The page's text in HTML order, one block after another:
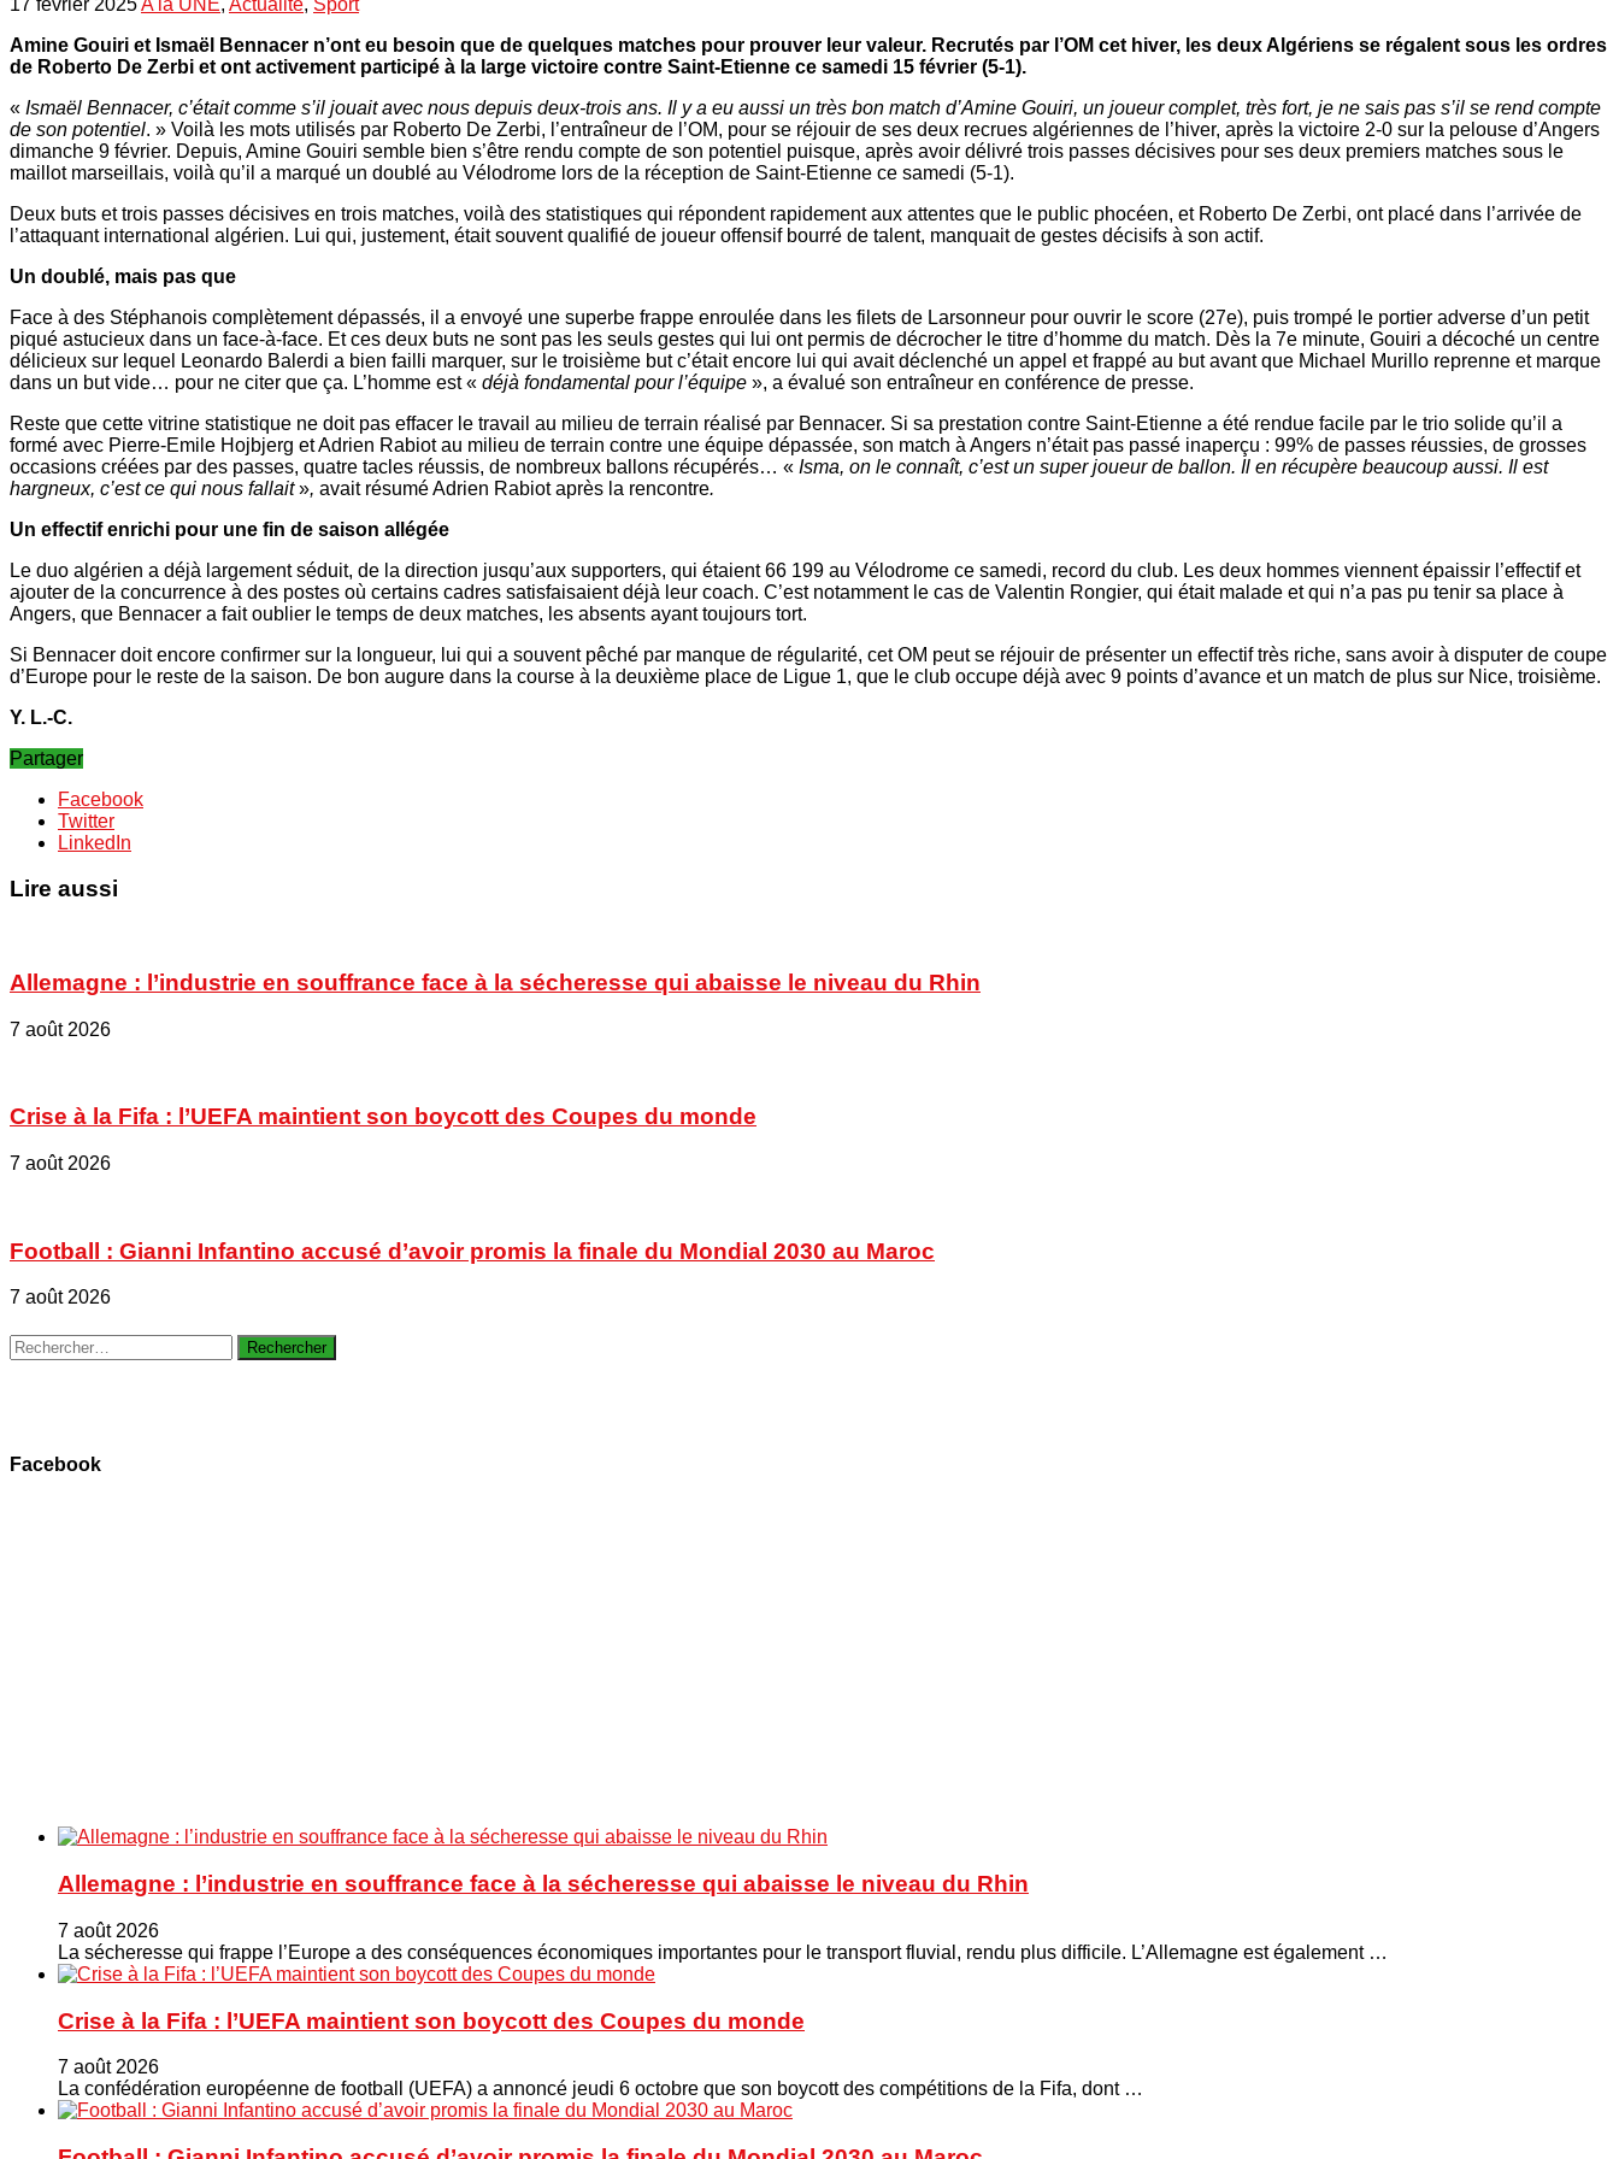
Amine Gouiri et Ismaël Bennacer n’ont eu besoin que de quelques matches pour prouver leur valeur. Recrutés par l’OM cet hiver, les deux Algériens se régalent sous les ordres
de Roberto De Zerbi et ont activement participé à la large victoire contre Saint-Etienne ce samedi 15 février (5-1).
« Ismaël Bennacer, c’était comme s’il jouait avec nous depuis deux-trois ans. Il y a eu aussi un très bon match d’Amine Gouiri, un joueur complet, très fort, je ne sais pas s’il se rend compte
de son potentiel. » Voilà les mots utilisés par Roberto De Zerbi, l’entraîneur de l’OM, pour se réjouir de ses deux recrues algériennes de l’hiver, après la victoire 2-0 sur la pelouse d’Angers
dimanche 9 février. Depuis, Amine Gouiri semble bien s’être rendu compte de son potentiel puisque, après avoir délivré trois passes décisives pour ses deux premiers matches sous le
maillot marseillais, voilà qu’il a marqué un doublé au Vélodrome lors de la réception de Saint-Etienne ce samedi (5-1).
Deux buts et trois passes décisives en trois matches, voilà des statistiques qui répondent rapidement aux attentes que le public phocéen, et Roberto De Zerbi, ont placé dans l’arrivée de
l’attaquant international algérien. Lui qui, justement, était souvent qualifié de joueur offensif bourré de talent, manquait de gestes décisifs à son actif.
Un doublé, mais pas que
Face à des Stéphanois complètement dépassés, il a envoyé une superbe frappe enroulée dans les filets de Larsonneur pour ouvrir le score (27e), puis trompé le portier adverse d’un petit
piqué astucieux dans un face-à-face. Et ces deux buts ne sont pas les seuls gestes qui lui ont permis de décrocher le titre d’homme du match. Dès la 7e minute, Gouiri a décoché un centre
délicieux sur lequel Leonardo Balerdi a bien failli marquer, sur le troisième but c’était encore lui qui avait déclenché un appel et frappé au but avant que Michael Murillo reprenne et marque
dans un but vide… pour ne citer que ça. L’homme est « déjà fondamental pour l’équipe », a évalué son entraîneur en conférence de presse.
Reste que cette vitrine statistique ne doit pas effacer le travail au milieu de terrain réalisé par Bennacer. Si sa prestation contre Saint-Etienne a été rendue facile par le trio solide qu’il a
formé avec Pierre-Emile Hojbjerg et Adrien Rabiot au milieu de terrain contre une équipe dépassée, son match à Angers n’était pas passé inaperçu : 99% de passes réussies, de grosses
occasions créées par des passes, quatre tacles réussis, de nombreux ballons récupérés… « Isma, on le connaît, c’est un super joueur de ballon. Il en récupère beaucoup aussi. Il est
hargneux, c’est ce qui nous fallait», avait résumé Adrien Rabiot après la rencontre.
Un effectif enrichi pour une fin de saison allégée
Le duo algérien a déjà largement séduit, de la direction jusqu’aux supporters, qui étaient 66 199 au Vélodrome ce samedi, record du club. Les deux hommes viennent épaissir l’effectif et
ajouter de la concurrence à des postes où certains cadres satisfaisaient déjà leur coach. C’est notamment le cas de Valentin Rongier, qui était malade et qui n’a pas pu tenir sa place à
Angers, que Bennacer a fait oublier le temps de deux matches, les absents ayant toujours tort.
Si Bennacer doit encore confirmer sur la longueur, lui qui a souvent pêché par manque de régularité, cet OM peut se réjouir de présenter un effectif très riche, sans avoir à disputer de coupe
d’Europe pour le reste de la saison. De bon augure dans la course à la deuxième place de Ligue 1, que le club occupe déjà avec 9 points d’avance et un match de plus sur Nice, troisième.
Y. L.-C.
Partager
Facebook
Twitter
LinkedIn
Lire aussi
Allemagne : l’industrie en souffrance face à la sécheresse qui abaisse le niveau du Rhin
7 août 2026
Crise à la Fifa : l’UEFA maintient son boycott des Coupes du monde
7 août 2026
Football : Gianni Infantino accusé d’avoir promis la finale du Mondial 2030 au Maroc
7 août 2026
Rechercher :
Facebook
Allemagne : l’industrie en souffrance face à la sécheresse qui abaisse le niveau du Rhin
7 août 2026
La sécheresse qui frappe l’Europe a des conséquences économiques importantes pour le transport fluvial, rendu plus difficile. L’Allemagne est également …
Crise à la Fifa : l’UEFA maintient son boycott des Coupes du monde
7 août 2026
La confédération européenne de football (UEFA) a annoncé jeudi 6 octobre que son boycott des compétitions de la Fifa, dont …